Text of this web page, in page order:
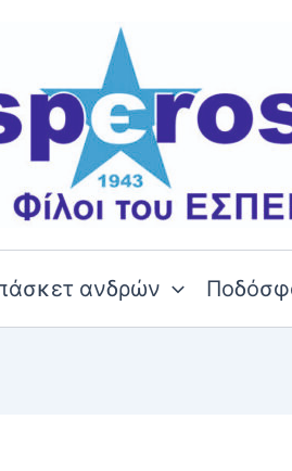
ανδρών